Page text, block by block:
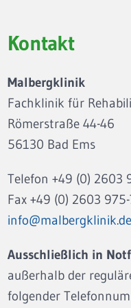
Kontakt
Malbergklinik
Fachklinik für
Römerstraße 44-46
56130 Bad Ems
Telefon +49 (0) 2603
Fax +49 (0) 2603
info@malbergklinik.de
Ausschließlich in
außerhalb der
folgender